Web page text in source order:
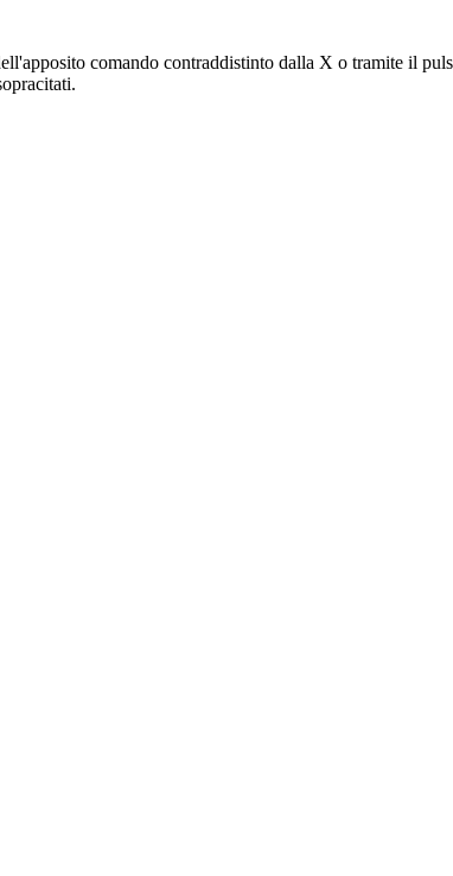
comando contraddistinto dalla X o tramite il